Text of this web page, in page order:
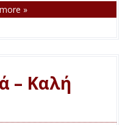
»
– Καλή